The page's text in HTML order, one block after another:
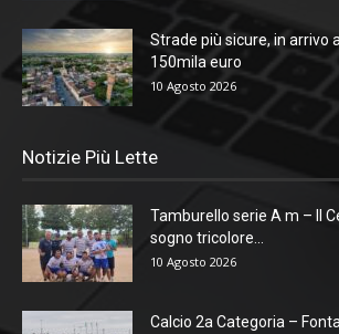
Strade più sicure, in arrivo
150mila euro
10 Agosto 2026
Notizie Più Lette
Tamburello serie A m – Il
sogno tricolore...
10 Agosto 2026
Calcio 2a Categoria –